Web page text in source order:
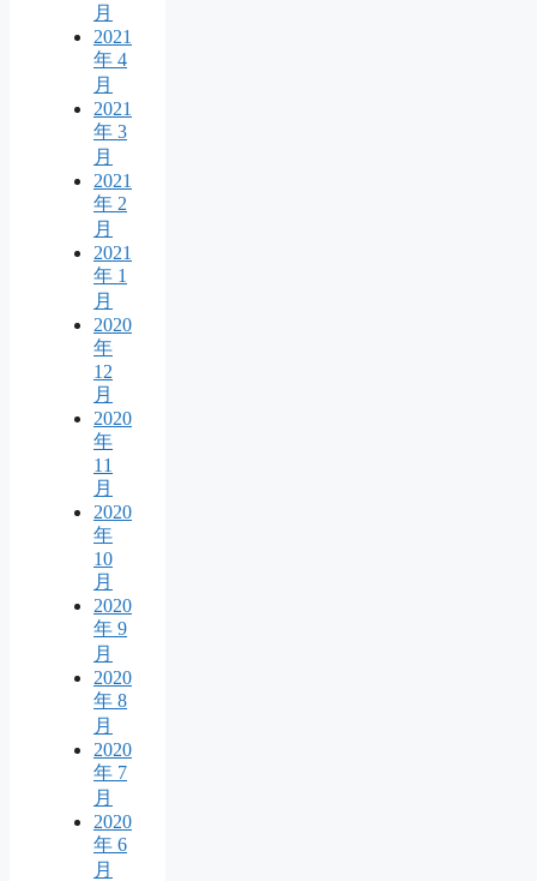
月
2021
年 4
月
2021
年 3
月
2021
年 2
月
2021
年 1
月
2020
年
12
月
2020
年
11
月
2020
年
10
月
2020
年 9
月
2020
年 8
月
2020
年 7
月
2020
年 6
月